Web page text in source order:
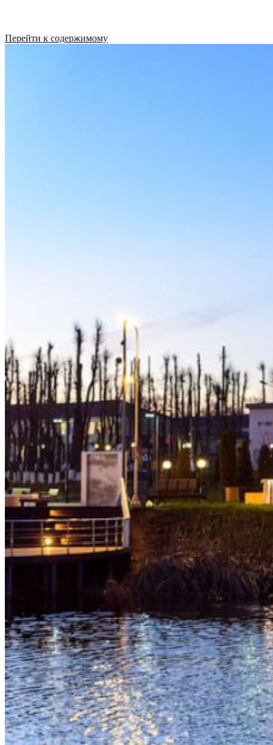
Перейти к содержимому